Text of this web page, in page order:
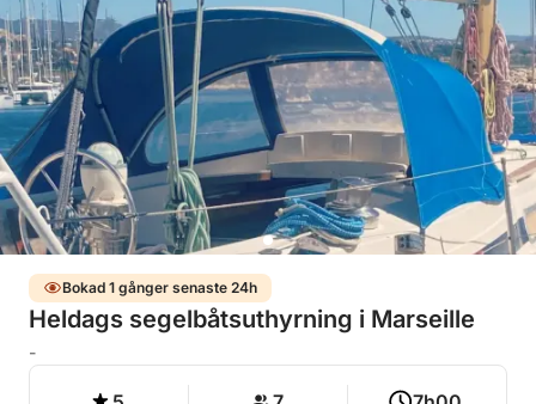
Bokad 1 gånger senaste 24h
Heldags segelbåtsuthyrning i Marseille
-